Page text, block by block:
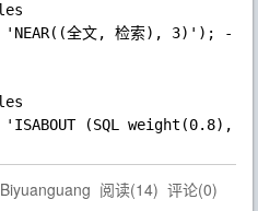
'NEAR((全文, 检索), 3)' ) ; --
'ISABOUT (SQL weight(0.8),
Biyuanguang 阅读(14) 评论(0)